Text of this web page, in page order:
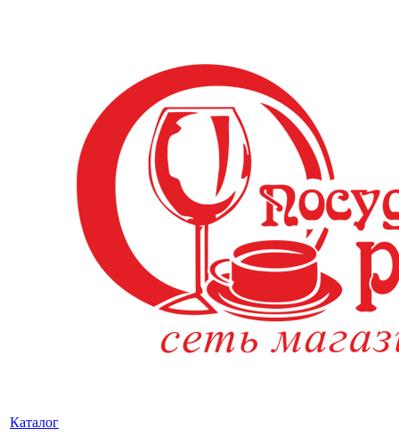
Каталог